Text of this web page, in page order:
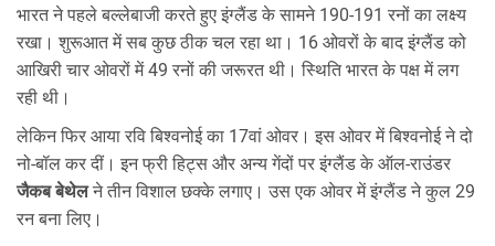
भारत ने पहले बल्लेबाजी करते हुए इंग्लैंड के सामने 190-191 रनों का लक्ष्य
रखा। शुरूआत में सब कुछ ठीक चल रहा था। 16 ओवरों के बाद इंग्लैंड को
आखिरी चार ओवरों में 49 रनों की जरूरत थी। स्थिति भारत के पक्ष में लग
रही थी।
लेकिन फिर आया रवि बिश्वनोई का 17वां ओवर। इस ओवर में बिश्वनोई ने दो
नो-बॉल कर दीं। इन फ्री हिट्स और अन्य गेंदों पर इंग्लैंड के ऑल-राउंडर
जैकब बेथेलने तीन विशाल छक्के लगाए। उस एक ओवर में इंग्लैंड ने कुल 29
रन बना लिए।